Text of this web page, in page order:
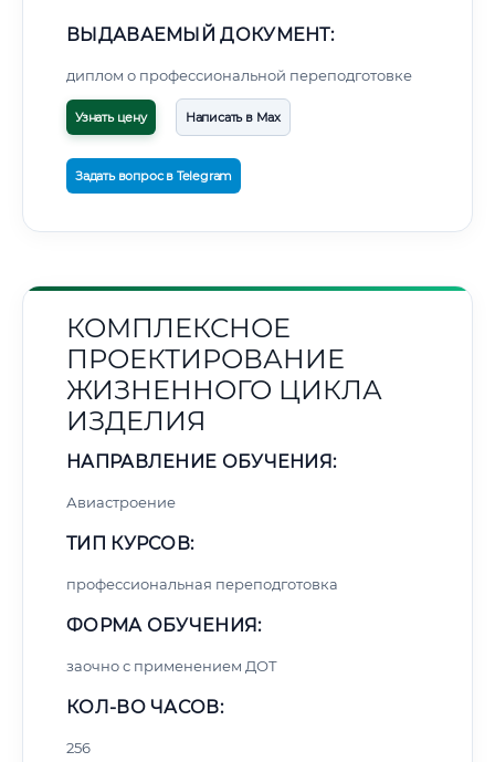
ВЫДАВАЕМЫЙ ДОКУМЕНТ:
диплом о профессиональной переподготовке
Узнать цену Написать в Max
Задать вопрос в Telegram
КОМПЛЕКСНОЕ
ПРОЕКТИРОВАНИЕ
ЖИЗНЕННОГО ЦИКЛА
ИЗДЕЛИЯ
НАПРАВЛЕНИЕ ОБУЧЕНИЯ:
Авиастроение
ТИП КУРСОВ:
профессиональная переподготовка
ФОРМА ОБУЧЕНИЯ:
заочно с применением ДОТ
КОЛ-ВО ЧАСОВ:
256